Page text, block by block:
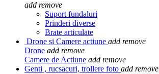
add remove
Suport fundaluri
Prinderi diverse
Brate articulate
Drone si Camere actiune add remove
Drone add remove
Camere de Actiune add remove
Genti , rucsacuri, trollere foto add remove